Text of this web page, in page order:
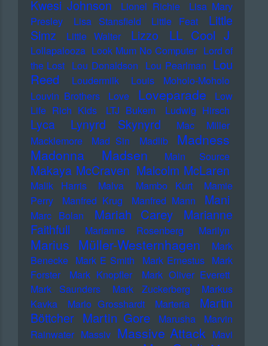
Kwesi Johnson
Lionel Richie
Lisa Mary
Presley
Lisa Stansfield Little Feat
Little
Simz
Little Walter Lizzo LL Cool J
Lollapalooza Look Mum No Computer Lord of
the Lost Lou Donaldson Lou Pearlman Lou
Reed
Loudermilk
Louis Moholo-Moholo
Louvin Brothers
Love Loveparade
Low
Life Rich Kids
LTJ Bukem Ludwig Hirsch
Lyca Lynyrd Skynyrd
Mac Miller
Macklemore
Mad Sin Madlib
Madness
Madonna
Madsen Main Source
Makaya McCraven Malcolm McLaren
Malik Harris Malva Mambo Kurt
Mamie
Perry
Manfred Krug Manfred Mann Mani
Marc Bolan Mariah Carey
Marianne
Faithfull
Marianne Rosenberg Marilyn
Marius Müller-Westernhagen
Mark
Benecke Mark E Smith Mark Ernestus Mark
Forster
Mark Knopfler
Mark Oliver Everett
Mark Saunders
Mark Zuckerberg
Markus
Kavka
Marlo Grosshardt Marteria
Martin
Böttcher Martin Gore Marusha
Marvin
Rainwater Massiv Massive Attack Mavi